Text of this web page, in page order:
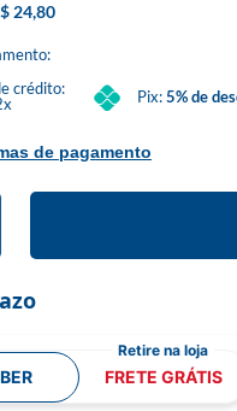
24,80
de pagamento
crédito:
Pix:5% de
FRETE GRÁTIS